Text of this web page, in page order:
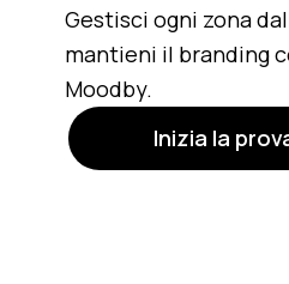
Gestisci ogni zona
mantieni il branding
Moodby.
Inizia la